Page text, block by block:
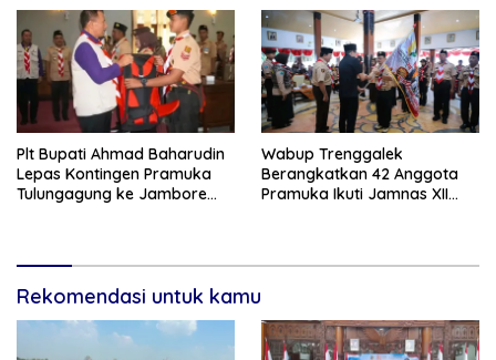
Plt Bupati Ahmad Baharudin
Lepas Kontingen Pramuka
Tulungagung ke Jambore
Wabup Trenggalek
Berangkatkan 42 Anggota
Pramuka Ikuti Jamnas XII
Rekomendasi untuk kamu